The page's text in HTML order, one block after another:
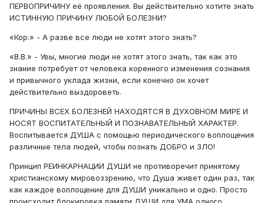
ПЕРВОПРИЧИНУ её проявления. Вы действительно хотите знать
ИСТИННУЮ ПРИЧИНУ ЛЮБОЙ БОЛЕЗНИ?
«Кор.» - А разве все люди не хотят этого знать?
«В.В.» - Увы, многие люди не хотят этого знать, так как это
знание потребует от человека коренного изменения сознания
и привычного уклада жизни, если конечно он хочет
действительно выздороветь.
ПРИЧИНЫ ВСЕХ БОЛЕЗНЕЙ НАХОДЯТСЯ В ДУХОВНОМ МИРЕ И
НОСЯТ ВОСПИТАТЕЛЬНЫЙ И ПОЗНАВАТЕЛЬНЫЙ ХАРАКТЕР.
Воспитывается ДУША с помощью периодического воплощения
различные тела людей, чтобы познать ДОБРО и ЗЛО!
Принцип РЕИНКАРНАЦИИ ДУШИ не противоречит принятому
христианскому мировоззрению, что Душа живет один раз, так
как каждое воплощение для ДУШИ уникально и одно. Просто